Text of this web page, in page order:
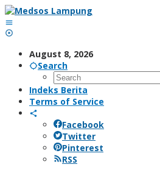
Skip
to
content
August 8, 2026
Search
Indeks Berita
Terms of Service
Facebook
Twitter
Pinterest
RSS